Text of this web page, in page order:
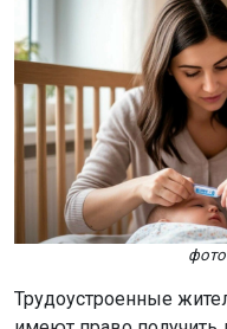
Трудоустроенные